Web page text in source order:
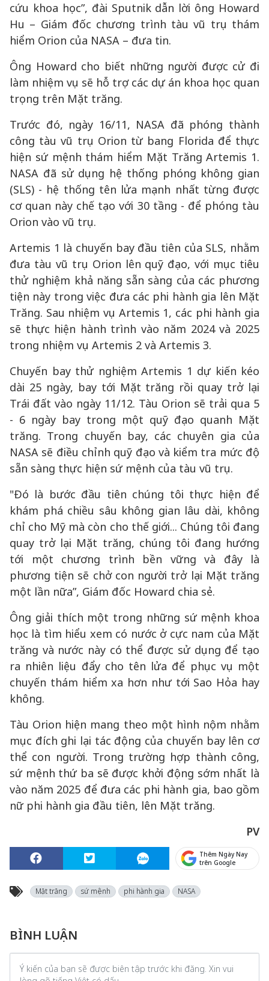
cứu khoa học”, đài Sputnik dẫn lời ông Howard
Hu – Giám đốc chương trình tàu vũ trụ thám
hiểm Orion của NASA – đưa tin.
Ông Howard cho biết những người được cử đi
làm nhiệm vụ sẽ hỗ trợ các dự án khoa học quan
trọng trên Mặt trăng.
Trước đó, ngày 16/11, NASA đã phóng thành
công tàu vũ trụ Orion từ bang Florida để thực
hiện sứ mệnh thám hiểm Mặt Trăng Artemis 1.
NASA đã sử dụng hệ thống phóng không gian
(SLS) - hệ thống tên lửa mạnh nhất từng được
cơ quan này chế tạo với 30 tầng - để phóng tàu
Orion vào vũ trụ.
Artemis 1 là chuyến bay đầu tiên của SLS, nhằm
đưa tàu vũ trụ Orion lên quỹ đạo, với mục tiêu
thử nghiệm khả năng sẵn sàng của các phương
tiện này trong việc đưa các phi hành gia lên Mặt
Trăng. Sau nhiệm vụ Artemis 1, các phi hành gia
sẽ thực hiện hành trình vào năm 2024 và 2025
trong nhiệm vụ Artemis 2 và Artemis 3.
Chuyến bay thử nghiệm Artemis 1 dự kiến ​​kéo
dài 25 ngày, bay tới Mặt trăng rồi quay trở lại
Trái đất vào ngày 11/12. Tàu Orion sẽ trải qua 5
- 6 ngày bay trong một quỹ đạo quanh Mặt
trăng. Trong chuyến bay, các chuyên gia của
NASA sẽ điều chỉnh quỹ đạo và kiểm tra mức độ
sẵn sàng thực hiện sứ mệnh của tàu vũ trụ.
"Đó là bước đầu tiên chúng tôi thực hiện để
khám phá chiều sâu không gian lâu dài, không
chỉ cho Mỹ mà còn cho thế giới... Chúng tôi đang
quay trở lại Mặt trăng, chúng tôi đang hướng
tới một chương trình bền vững và đây là
phương tiện sẽ chở con người trở lại Mặt trăng
một lần nữa”, Giám đốc Howard chia sẻ.
Ông giải thích một trong những sứ mệnh khoa
học là tìm hiểu xem có nước ở cực nam của Mặt
trăng và nước này có thể được sử dụng để tạo
ra nhiên liệu đẩy cho tên lửa để phục vụ một
chuyến thám hiểm xa hơn như tới Sao Hỏa hay
không.
Tàu Orion hiện mang theo một hình nộm nhằm
mục đích ghi lại tác động của chuyến bay lên cơ
thể con người. Trong trường hợp thành công,
sứ mệnh thứ ba sẽ được khởi động sớm nhất là
vào năm 2025 để đưa các phi hành gia, bao gồm
nữ phi hành gia đầu tiên, lên Mặt trăng.
PV
Thêm Ngày Nay
trên Google
Mặt trăng sứ mệnh phi hành gia NASA
BÌNH LUẬN